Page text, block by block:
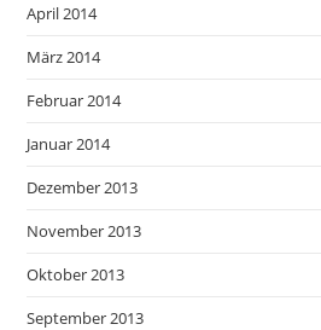
April 2014
März 2014
Februar 2014
Januar 2014
Dezember 2013
November 2013
Oktober 2013
September 2013